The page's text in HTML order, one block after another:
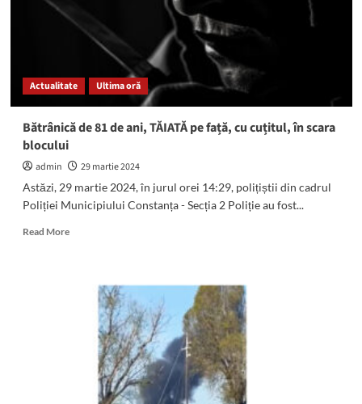
volan,
Kogălniceanu
Mai
Actualitate Ultima oră
Bătrânică de 81 de ani, TĂIATĂ pe față, cu cuțitul, în scara
blocului
admin
29 martie 2024
Astăzi, 29 martie 2024, în jurul orei 14:29, polițiștii din cadrul
Poliției Municipiului Constanța - Secția 2 Poliție au fost...
Read MoreRead
TĂIATĂ